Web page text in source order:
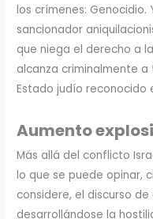
los crímenes: Genocidio.
sancionador
que niega el derecho a
alcanza criminalmente
Estado judío reconocido
Aumento
Más allá del conflicto
lo que se puede opinar,
considere, el discurso
desarrollándose la